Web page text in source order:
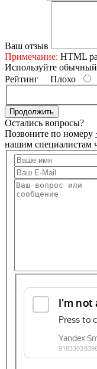
Ваш отзыв
Примечание: HTML
Используйте обычный
Рейтинг Плохо
Продолжить
Остались вопросы?
Позвоните по номеру
нашим специалистам